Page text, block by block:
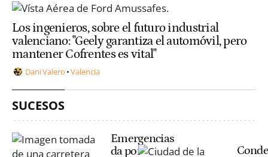
Los ingenieros, sobre el futuro industrial
valenciano: "Geely garantiza el automóvil, pero
mantener Cofrentes es vital"
Dani Valero Valencia
SUCESOS
Emergencias
da por